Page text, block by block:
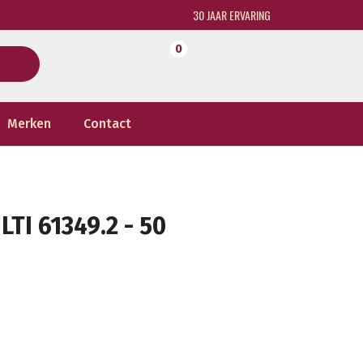
30 JAAR ERVARING
0
Merken Contact
61349.2 - 50